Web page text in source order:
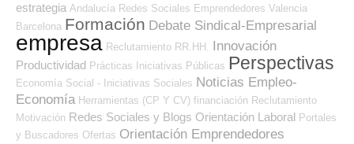
estrategia Andalucía Redes Sociales Emprendedores Valencia
Barcelona Formación Debate Sindical-Empresarial
empresa Reclutamiento RR.HH. Innovación
Productividad Prácticas Iniciativas Públicas Perspectivas
Economía Social - Iniciativas Sociales Noticias Empleo-
Economía Herramientas (CP Y CV) financiación Reclutamiento
Motivación Redes Sociales y Blogs Orientación Laboral Portales
y Buscadores Ofertas Orientación Emprendedores